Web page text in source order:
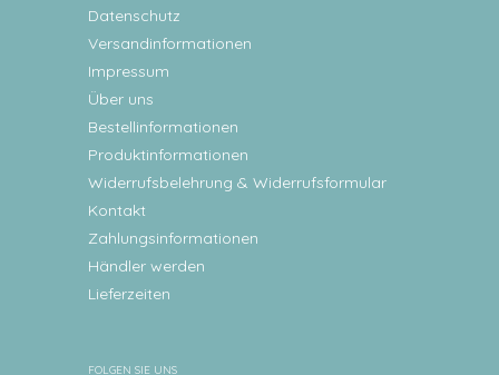
Datenschutz
Versandinformationen
Impressum
Über uns
Bestellinformationen
Produktinformationen
Widerrufsbelehrung & Widerrufsformular
Kontakt
Zahlungsinformationen
Händler werden
Lieferzeiten
FOLGEN SIE UNS